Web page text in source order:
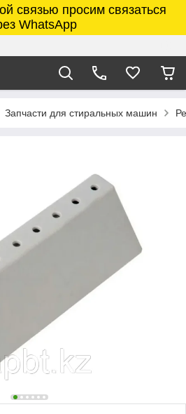
связью просим связаться
WhatsApp
Запчасти для стиральных машин